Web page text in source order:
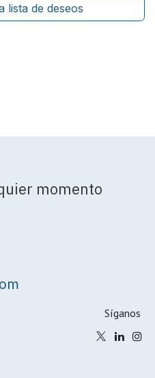
lista de deseos
momento
Síganos